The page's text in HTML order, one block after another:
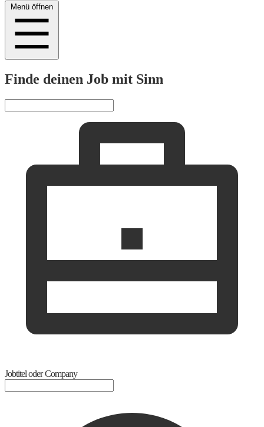
Menü öffnen
Finde deinen Job mit Sinn
Jobtitel oder Company